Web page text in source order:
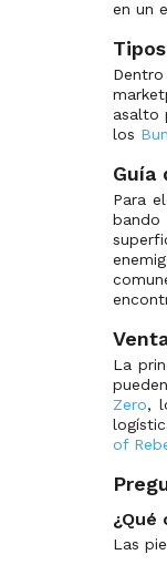
Spark of
Star Wars
Twilight of
en un
asalto
los
Guía
Para
La
Zero,
of
¿Qué
Las